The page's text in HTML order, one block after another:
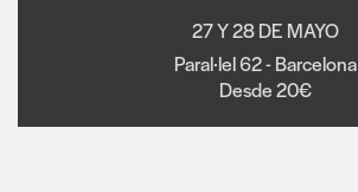
27 Y 28 DE MAYO
Paral·lel 62 - Barcelona
Desde 20€